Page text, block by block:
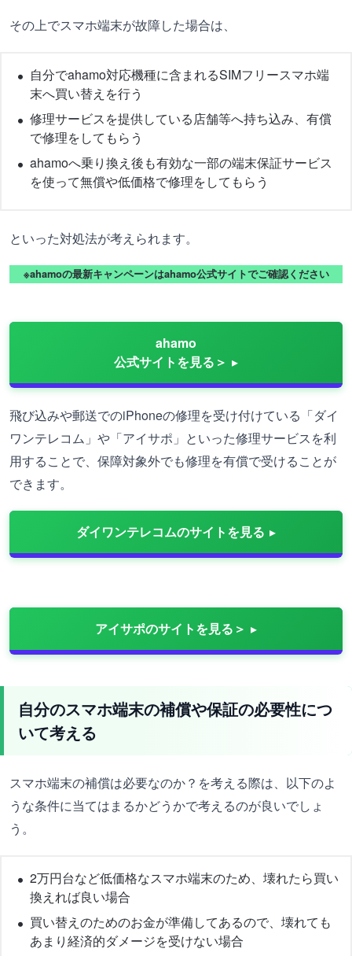
その上でスマホ端末が故障した場合は、
自分でahamo対応機種に含まれるSIMフリースマホ端
末へ買い替えを行う
修理サービスを提供している店舗等へ持ち込み、有償
で修理をしてもらう
ahamoへ乗り換え後も有効な一部の端末保証サービス
を使って無償や低価格で修理をしてもらう
といった対処法が考えられます。
※ahamoの最新キャンペーンはahamo公式サイトでご確認ください
ahamo
公式サイトを見る＞
飛び込みや郵送でのiPhoneの修理を受け付けている「ダイ
ワンテレコム」や「アイサポ」といった修理サービスを利
用することで、保障対象外でも修理を有償で受けることが
できます。
ダイワンテレコムのサイトを見る
アイサポのサイトを見る＞
自分のスマホ端末の補償や保証の必要性につ
いて考える
スマホ端末の補償は必要なのか？を考える際は、以下のよ
うな条件に当てはまるかどうかで考えるのが良いでしょ
う。
2万円台など低価格なスマホ端末のため、壊れたら買い
換えれば良い場合
買い替えのためのお金が準備してあるので、壊れても
あまり経済的ダメージを受けない場合